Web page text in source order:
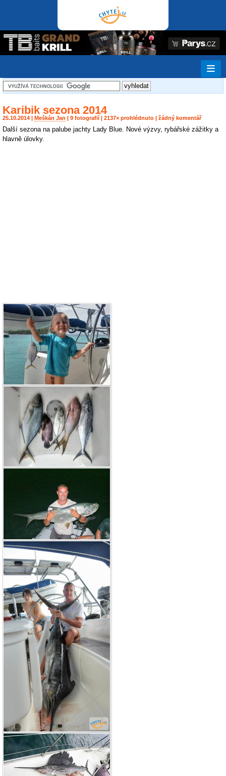
Karibik sezona 2014
25.10.2014 | Meškán Jan | 9 fotografií | 2137× prohlédnuto | žádný komentář
Další sezona na palube jachty Lady Blue. Nové výzvy, rybářské zážitky a
hlavně úlovky.